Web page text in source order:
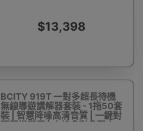
$13,398
BCITY 919T 一對多超長待機
無線導遊講解器套裝 - 1拖50套
裝 | 智慧降噪高清音質 | 一鍵對
碼開機即用 | 支持多對多獨立